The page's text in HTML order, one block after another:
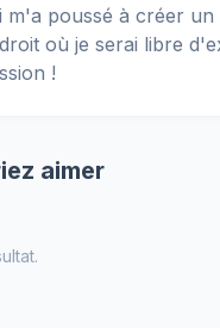
m'a poussé à créer un
où je serai libre
!
aimer